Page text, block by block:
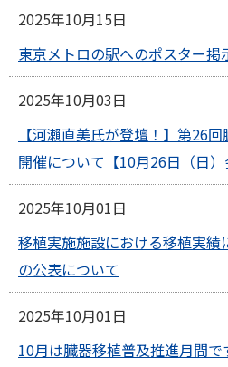
2025年10月15日
東京メトロの駅へのポスター掲
2025年10月03日
【河瀨直美氏が登壇！】第26
開催について【10月26日（日）
2025年10月01日
移植実施施設における移植実績
の公表について
2025年10月01日
10月は臓器移植普及推進月間で